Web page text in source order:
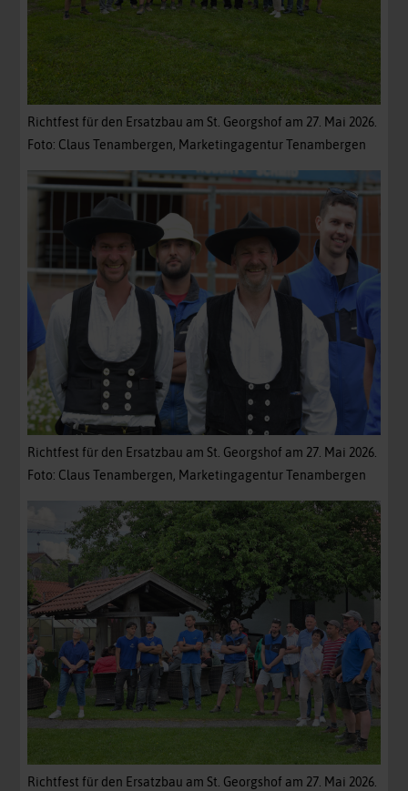
Richtfest für den Ersatzbau am St. Georgshof am 27. Mai 2026.
Foto: Claus Tenambergen, Marketingagentur Tenambergen
Richtfest für den Ersatzbau am St. Georgshof am 27. Mai 2026.
Foto: Claus Tenambergen, Marketingagentur Tenambergen
Richtfest für den Ersatzbau am St. Georgshof am 27. Mai 2026.